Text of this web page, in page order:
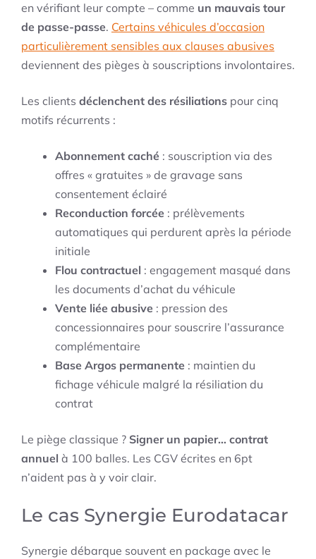
en vérifiant leur compte – comme un mauvais tour
de passe-passe. Certains véhicules d’occasion
particulièrement sensibles aux clauses abusives
deviennent des pièges à souscriptions involontaires.
Les clients déclenchent des résiliations pour cinq
motifs récurrents :
Abonnement caché : souscription via des
offres « gratuites » de gravage sans
consentement éclairé
Reconduction forcée : prélèvements
automatiques qui perdurent après la période
initiale
Flou contractuel : engagement masqué dans
les documents d’achat du véhicule
Vente liée abusive : pression des
concessionnaires pour souscrire l’assurance
complémentaire
Base Argos permanente : maintien du
fichage véhicule malgré la résiliation du
contrat
Le piège classique ? Signer un papier… contrat
annuel à 100 balles. Les CGV écrites en 6pt
n’aident pas à y voir clair.
Le cas Synergie Eurodatacar
Synergie débarque souvent en package avec le